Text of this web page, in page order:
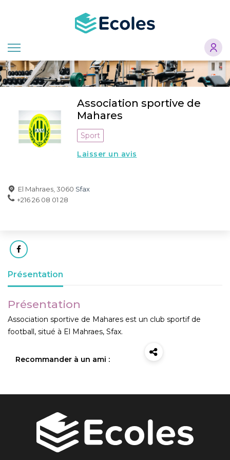
principal
Association sportive de
Mahares
Sport
Laisser un avis
El Mahraes, 3060 Sfax
+216 26 08 01 28
Présentation
Présentation
Association sportive de Mahares est un club sportif de
football, situé à El Mahraes, Sfax.
Recommander à un ami :